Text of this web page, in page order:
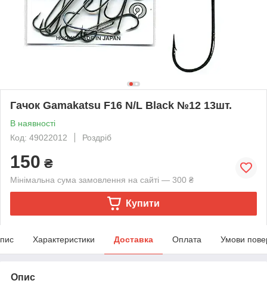
Гачок Gamakatsu F16 N/L Black №12 13шт.
В наявності
Код: 49022012
Роздріб
150 ₴
Мінімальна сума замовлення на сайті — 300 ₴
Купити
Характеристики Доставка Оплата Умови
Опис